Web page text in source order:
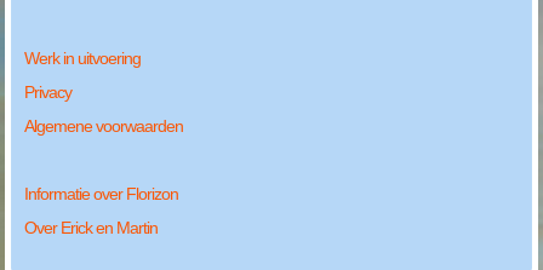
Werk in uitvoering
Privacy
Algemene voorwaarden
Informatie over Florizon
Over Erick en Martin